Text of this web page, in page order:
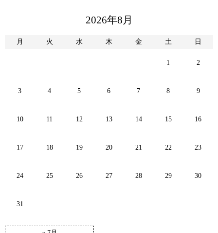
2026年8月
月 火 水 木 金 土 日
1 2
3 4 5 6 7 8 9
10 11 12 13 14 15 16
17 18 19 20 21 22 23
24 25 26 27 28 29 30
31